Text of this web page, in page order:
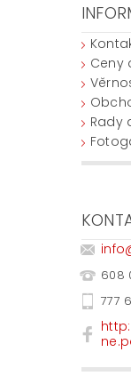
Ceny
Rady
info
608
777